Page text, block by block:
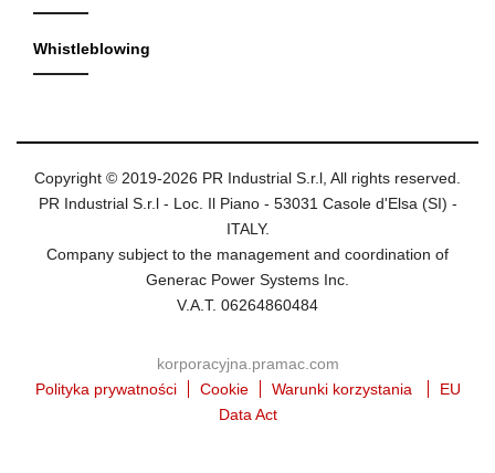
Whistleblowing
Copyright © 2019-2026 PR Industrial S.r.l, All rights reserved.
PR Industrial S.r.l - Loc. Il Piano - 53031 Casole d'Elsa (SI) -
ITALY.
Company subject to the management and coordination of
Generac Power Systems Inc.
V.A.T. 06264860484
korporacyjna.pramac.com
Polityka prywatności
Cookie Warunki korzystania
EU
Data Act